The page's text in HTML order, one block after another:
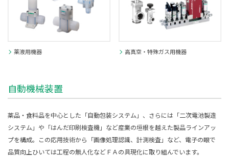
薬液用機器 高真空・特殊ガス用機器
自動機械装置
薬品・食料品を中心とした「自動包装システム」、さらには「二次電池製造
システム」や「はんだ印刷検査機」など産業の垣根を越えた製品ラインアッ
プを構成。この応用技術から「画像処理認識、計測検査」など、電子の眼で
品質向上ひいては工程の無人化などＦＡの具現化に取り組んでいます。